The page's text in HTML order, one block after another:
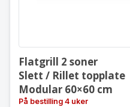
Flatgrill 2 soner
Slett / Rillet topplate
Modular 60×60 cm
På bestilling 4 uker